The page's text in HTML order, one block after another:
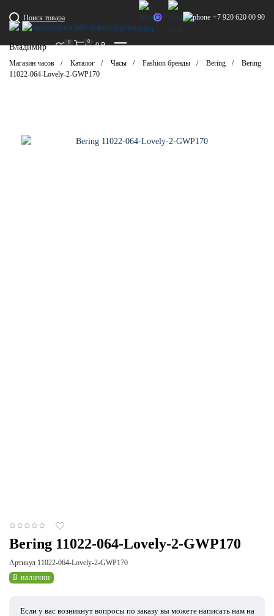
Поиск товара +7 920 620 00 90
Владимир
0 0 0 ₽
Магазин часов Каталог Часы Fashion бренды Bering
Bering
11022-064-Lovely-2-GWP170
Bering 11022-064-Lovely-2-GWP170
Артикул 11022-064-Lovely-2-GWP170
В наличии
Если у вас возникнут вопросы по заказу вы можете написать нам на